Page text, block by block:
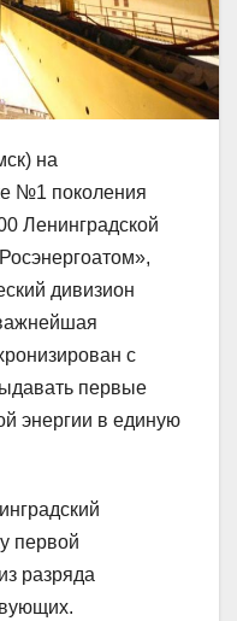
на
№1 поколения
Ленинградской
дивизион
с
первые
энергии в единую
первой
разряда